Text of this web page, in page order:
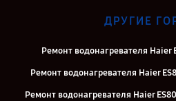
ДРУГИЕ
Ремонт водонагревателя Haier
Ремонт водонагревателя Haier
Ремонт водонагревателя Haier